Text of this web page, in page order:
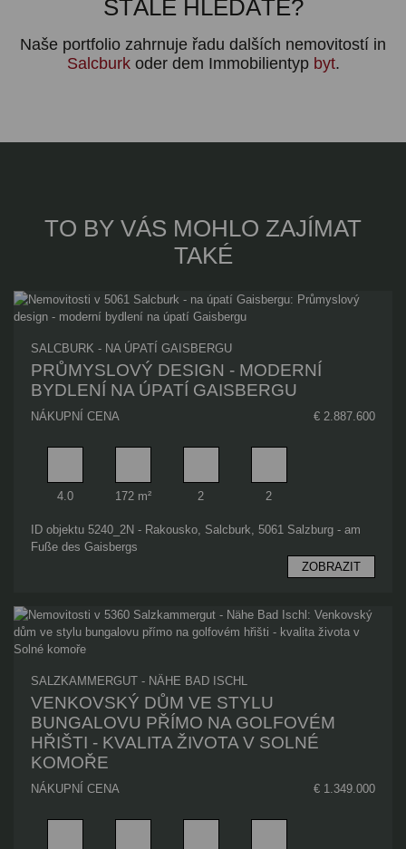
STÁLE HLEDÁTE?
Naše portfolio zahrnuje řadu dalších nemovitostí in
Salcburkoder dem Immobilientyp byt.
TO BY VÁS MOHLO ZAJÍMAT
TAKÉ
SALCBURK - NA ÚPATÍ GAISBERGU
PRŮMYSLOVÝ DESIGN - MODERNÍ
BYDLENÍ NA ÚPATÍ GAISBERGU
NÁKUPNÍ CENA € 2.887.600
Pokoj
4.0
Obytný prostor
172 m²
Koupelna
2
Počet parkovacích míst
2
ID objektu 5240_2N - Rakousko, Salcburk, 5061 Salzburg - am
Fuße des Gaisbergs
ZOBRAZIT
SALZKAMMERGUT - NÄHE BAD ISCHL
VENKOVSKÝ DŮM VE STYLU
BUNGALOVU PŘÍMO NA GOLFOVÉM
HŘIŠTI - KVALITA ŽIVOTA V SOLNÉ
KOMOŘE
NÁKUPNÍ CENA € 1.349.000